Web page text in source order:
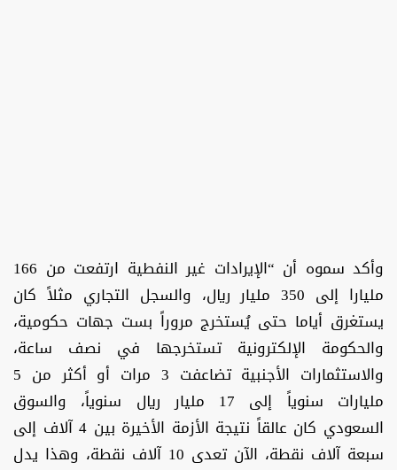
وأكد سموه أن “الإيرادات غير النفطية ارتفعت من 166
مليارا إلى 350 مليار ريال، والسجل التجاري مثلاً كان
يستغرق أياما حتى يُستخرج مروراً بست جهات حكومية،
والحكومة الإلكترونية تستخرجها في نصف ساعة،
والاستثمارات الأجنبية تضاعفت 3 مرات أو أكثر من 5
مليارات سنوياً إلى 17 مليار ريال سنوياً، والسوق
السعودي كان عالقاً نتيجة الأزمة الأخيرة بين 4 آلاف إلى
سبعة آلاف نقطة، الآن تعدى 10 آلاف نقطة، وهذا يدل